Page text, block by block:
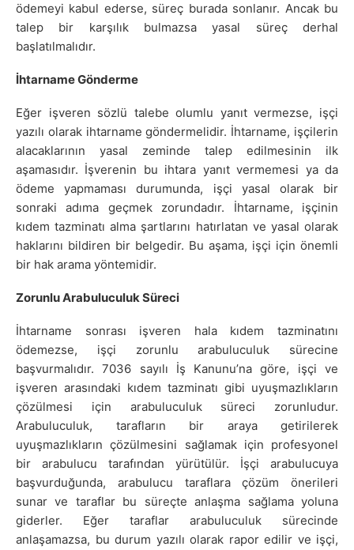
ödemeyi kabul ederse, süreç burada sonlanır. Ancak bu
talep bir karşılık bulmazsa yasal süreç derhal
başlatılmalıdır.
İhtarname Gönderme
Eğer işveren sözlü talebe olumlu yanıt vermezse, işçi
yazılı olarak ihtarname göndermelidir. İhtarname, işçilerin
alacaklarının yasal zeminde talep edilmesinin ilk
aşamasıdır. İşverenin bu ihtara yanıt vermemesi ya da
ödeme yapmaması durumunda, işçi yasal olarak bir
sonraki adıma geçmek zorundadır. İhtarname, işçinin
kıdem tazminatı alma şartlarını hatırlatan ve yasal olarak
haklarını bildiren bir belgedir. Bu aşama, işçi için önemli
bir hak arama yöntemidir.
Zorunlu Arabuluculuk Süreci
İhtarname sonrası işveren hala kıdem tazminatını
ödemezse, işçi zorunlu arabuluculuk sürecine
başvurmalıdır. 7036 sayılı İş Kanunu’na göre, işçi ve
işveren arasındaki kıdem tazminatı gibi uyuşmazlıkların
çözülmesi için arabuluculuk süreci zorunludur.
Arabuluculuk, tarafların bir araya getirilerek
uyuşmazlıkların çözülmesini sağlamak için profesyonel
bir arabulucu tarafından yürütülür. İşçi arabulucuya
başvurduğunda, arabulucu taraflara çözüm önerileri
sunar ve taraflar bu süreçte anlaşma sağlama yoluna
giderler. Eğer taraflar arabuluculuk sürecinde
anlaşamazsa, bu durum yazılı olarak rapor edilir ve işçi,